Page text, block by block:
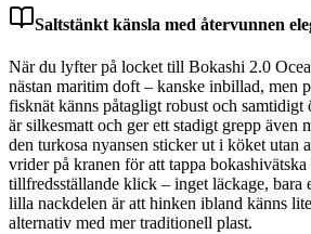
Saltstänkt känsla med återvunnen
När du lyfter på locket till Bokashi 2.0
nästan maritim doft – kanske inbillad, men
fisknät känns påtagligt robust och samtidigt
är silkesmatt och ger ett stadigt grepp även
den turkosa nyansen sticker ut i köket utan
vrider på kranen för att tappa
tillfredsställande klick – inget läckage, bara
lilla nackdelen är att hinken ibland känns
alternativ med mer traditionell plast.